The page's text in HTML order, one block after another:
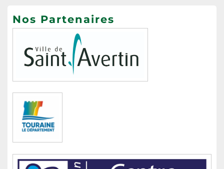
Nos Partenaires